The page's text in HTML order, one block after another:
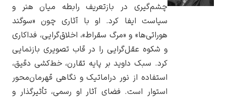
پل سزان
یوهانس فرمیر
چشم‌گیری در بازتعریف رابطه میان هنر و
سیاست ایفا کرد. او با آثاری چون «سوگند
هوراتی‌ها» و «مرگ سقراط»، اخلاق‌گرایی، فداکاری
و شکوه عقل‌گرایی را در قاب تصویری بازنمایی
کرد. سبک داوید بر پایه تقارن، خط‌کشی دقیق،
استفاده از نور دراماتیک و نگاهی قهرمان‌محور
استوار است. فضای آثار او رسمی، تأثیرگذار و